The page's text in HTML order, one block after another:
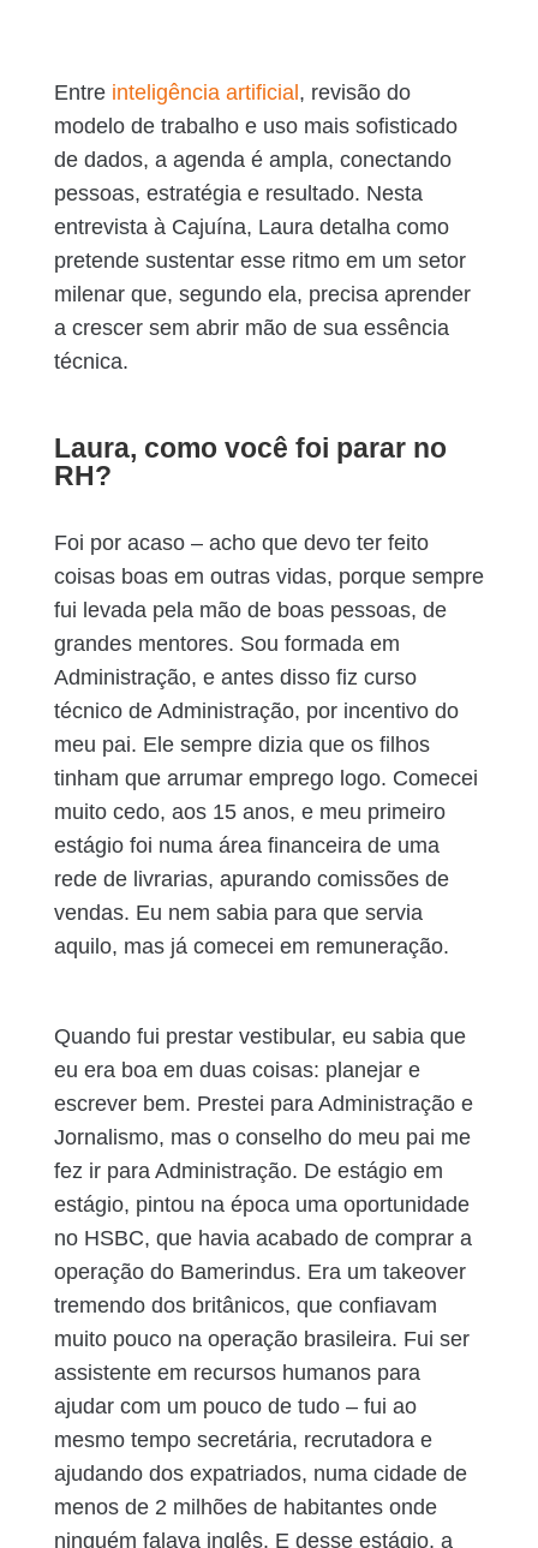
Entre inteligência artificial, revisão do
modelo de trabalho e uso mais sofisticado
de dados, a agenda é ampla, conectando
pessoas, estratégia e resultado. Nesta
entrevista à Cajuína, Laura detalha como
pretende sustentar esse ritmo em um setor
milenar que, segundo ela, precisa aprender
a crescer sem abrir mão de sua essência
técnica.
Laura, como você foi parar no
RH?
Foi por acaso – acho que devo ter feito
coisas boas em outras vidas, porque sempre
fui levada pela mão de boas pessoas, de
grandes mentores. Sou formada em
Administração, e antes disso fiz curso
técnico de Administração, por incentivo do
meu pai. Ele sempre dizia que os filhos
tinham que arrumar emprego logo. Comecei
muito cedo, aos 15 anos, e meu primeiro
estágio foi numa área financeira de uma
rede de livrarias, apurando comissões de
vendas. Eu nem sabia para que servia
aquilo, mas já comecei em remuneração.
Quando fui prestar vestibular, eu sabia que
eu era boa em duas coisas: planejar e
escrever bem. Prestei para Administração e
Jornalismo, mas o conselho do meu pai me
fez ir para Administração. De estágio em
estágio, pintou na época uma oportunidade
no HSBC, que havia acabado de comprar a
operação do Bamerindus. Era um takeover
tremendo dos britânicos, que confiavam
muito pouco na operação brasileira. Fui ser
assistente em recursos humanos para
ajudar com um pouco de tudo – fui ao
mesmo tempo secretária, recrutadora e
ajudando dos expatriados, numa cidade de
menos de 2 milhões de habitantes onde
ninguém falava inglês. E desse estágio, a